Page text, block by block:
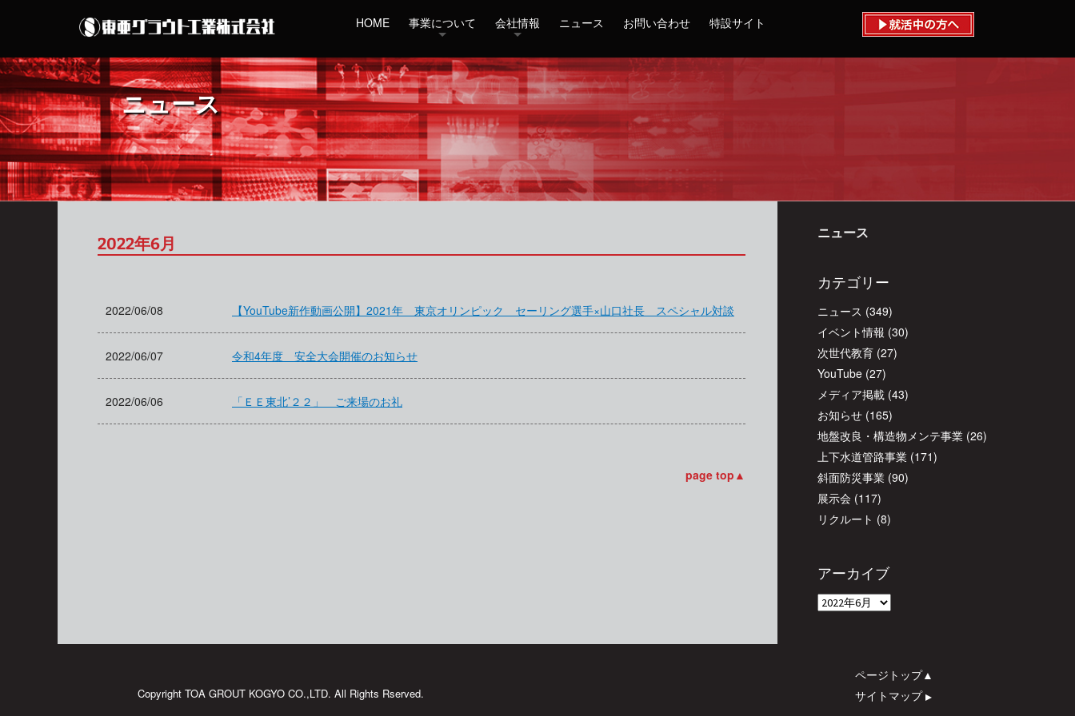
HOME 事業について 会社情報 ニュース お問い合わせ 特設サイト
ニュース
2022年6月
2022/06/08 【YouTube新作動画公開】2021年 東京オリンピック セーリング選手×山口社長 スペシャル対談
2022/06/07 令和4年度 安全大会開催のお知らせ
2022/06/06 「ＥＥ東北’２２」 ご来場のお礼
page top▲
ニュース
カテゴリー
ニュース (349)
イベント情報 (30)
次世代教育 (27)
YouTube (27)
メディア掲載 (43)
お知らせ (165)
地盤改良・構造物メンテ事業 (26)
上下水道管路事業 (171)
斜面防災事業 (90)
展示会 (117)
リクルート (8)
アーカイブ
ア
ページトップ▲
サイトマップ ▲
Copyright TOA GROUT KOGYO CO.,LTD. All Rights Rserved.